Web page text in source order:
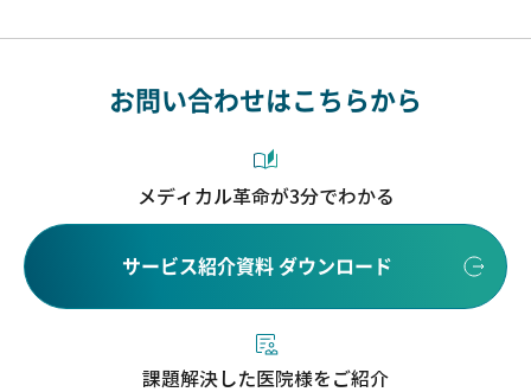
お問い合わせはこちらから
メディカル革命が3分でわかる
サービス紹介資料 ダウンロード
課題解決した医院様をご紹介